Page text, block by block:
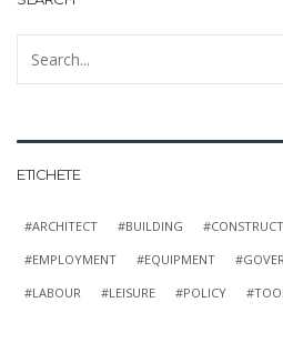
ETICHETE
ARCHITECT BUILDING
EMPLOYMENT
EQUIPMENT
LABOUR
LEISURE POLICY